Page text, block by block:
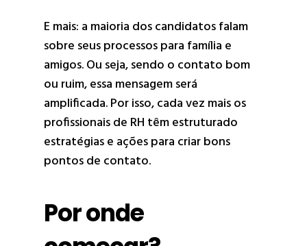
E mais: a maioria dos candidatos falam
sobre seus processos para família e
amigos. Ou seja, sendo o contato bom
ou ruim, essa mensagem será
amplificada. Por isso, cada vez mais os
profissionais de RH têm estruturado
estratégias e ações para criar bons
pontos de contato.
Por onde